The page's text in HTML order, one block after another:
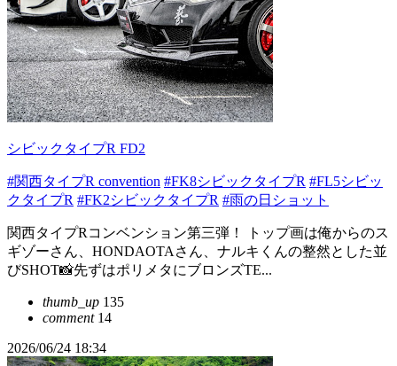
シビックタイプR FD2
#関西タイプR convention #FK8シビックタイプR #FL5シビッ
クタイプR #FK2シビックタイプR #雨の日ショット
関西タイプRコンベンション第三弾！ トップ画は俺からのス
ギゾーさん、HONDAOTAさん、ナルキくんの整然とした並
びSHOT📸先ずはポリメタにブロンズTE...
thumb_up 135
comment14
2026/06/24 18:34